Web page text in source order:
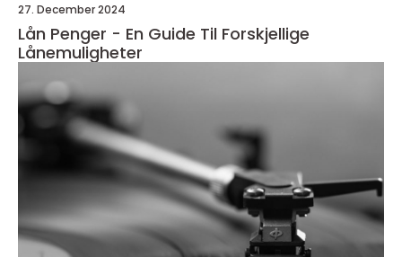
27. December 2024
Lån Penger - En Guide Til Forskjellige
Lånemuligheter